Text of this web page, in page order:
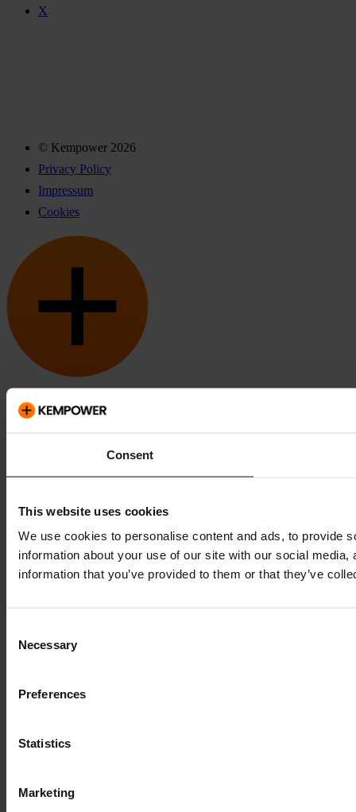
Consent
This website uses cookies
We use cookies to personalise content and ads, to provide
information about your use of our site with our social
information that you’ve provided to them or that they’ve
Selection
Necessary
Preferences
Statistics
Marketing
X
© Kempower 2026
Privacy Policy
Impressum
Cookies
Kempower und ChargEye sind Marken von Kempower Oyj,